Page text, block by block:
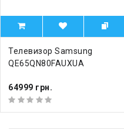
Телевизор Samsung
QE65QN80FAUXUA
64999 грн.